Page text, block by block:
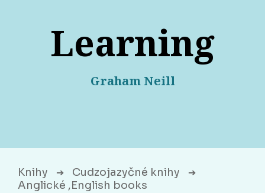
Learning
Graham Neill
Knihy ➔ Cudzojazyčné knihy ➔
Anglické ,English books